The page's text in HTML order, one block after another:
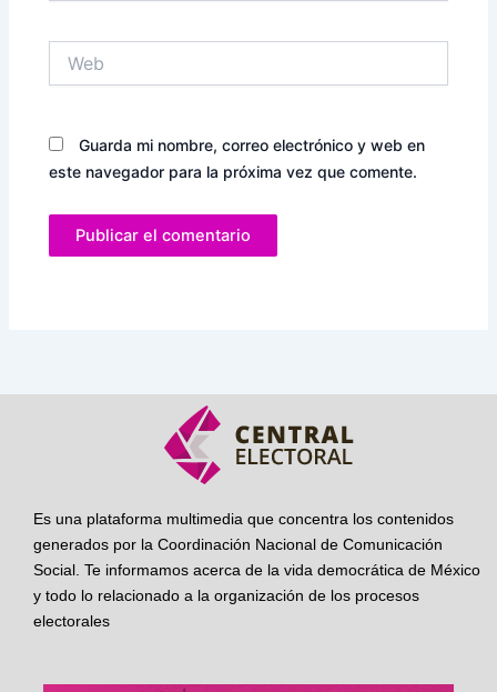
Guarda mi nombre, correo electrónico y web en
este navegador para la próxima vez que comente.
Es una plataforma multimedia que concentra los contenidos
generados por la Coordinación Nacional de Comunicación
Social. Te informamos acerca de la vida democrática de México
y todo lo relacionado a la organización de los procesos
electorales